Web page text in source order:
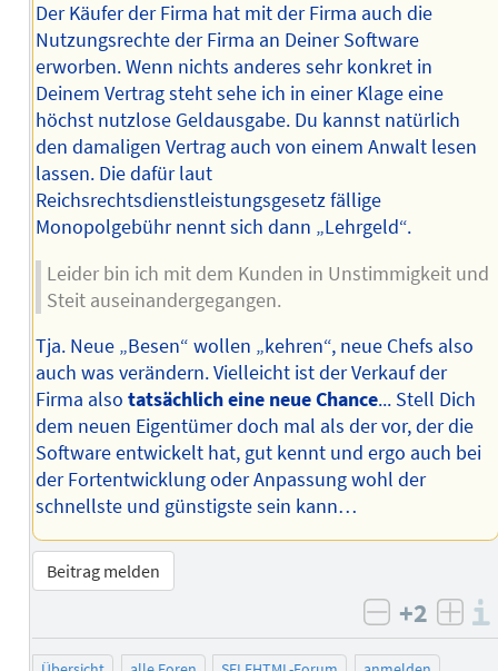
Der Käufer der Firma hat mit der Firma auch die
Nutzungsrechte der Firma an Deiner Software
erworben. Wenn nichts anderes sehr konkret in
Deinem Vertrag steht sehe ich in einer Klage eine
höchst nutzlose Geldausgabe. Du kannst natürlich
den damaligen Vertrag auch von einem Anwalt lesen
lassen. Die dafür laut
Reichsrechtsdienstleistungsgesetz fällige
Monopolgebühr nennt sich dann „Lehrgeld“.
Leider bin ich mit dem Kunden in Unstimmigkeit und
Steit auseinandergegangen.
Tja. Neue „Besen“ wollen „kehren“, neue Chefs also
auch was verändern. Vielleicht ist der Verkauf der
Firma also tatsächlich eine neue Chance... Stell Dich
dem neuen Eigentümer doch mal als der vor, der die
Software entwickelt hat, gut kennt und ergo auch bei
der Fortentwicklung oder Anpassung wohl der
schnellste und günstigste sein kann…
Beitrag melden
negativ
+2